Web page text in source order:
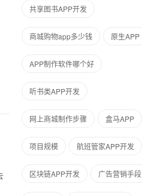
共享图书APP开发
商城购物app多少钱 原生APP
APP制作软件哪个好
听书类APP开发
网上商城制作步骤 盒马APP
项目规模 航班管家APP开发
区块链APP开发 广告营销手段